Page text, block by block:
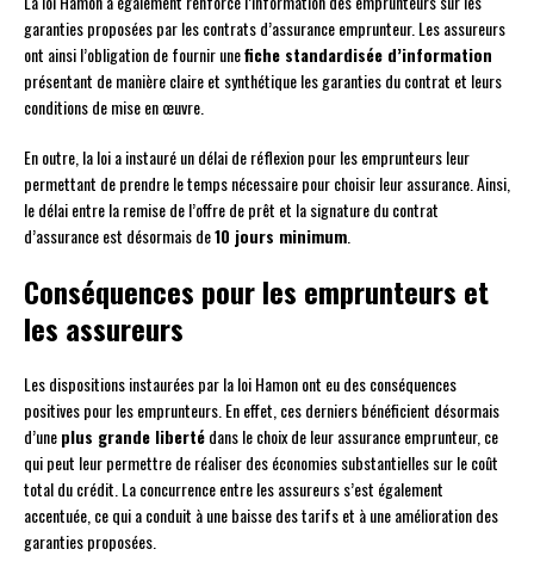
garanties proposées par les contrats d’assurance emprunteur. Les assureurs
ont ainsi l’obligation de fournir unefiche standardisée d’information
présentant de manière claire et synthétique les garanties du contrat et leurs
conditions de mise en œuvre.
En outre, la loi a instauré un délai de réflexion pour les emprunteurs leur
permettant de prendre le temps nécessaire pour choisir leur assurance. Ainsi,
le délai entre la remise de l’offre de prêt et la signature du contrat
d’assurance est désormais de10 jours minimum.
Conséquences pour les emprunteurs et
les assureurs
Les dispositions instaurées par la loi Hamon ont eu des conséquences
positives pour les emprunteurs. En effet, ces derniers bénéficient désormais
d’uneplus grande libertédans le choix de leur assurance emprunteur, ce
qui peut leur permettre de réaliser des économies substantielles sur le coût
total du crédit. La concurrence entre les assureurs s’est également
accentuée, ce qui a conduit à une baisse des tarifs et à une amélioration des
garanties proposées.